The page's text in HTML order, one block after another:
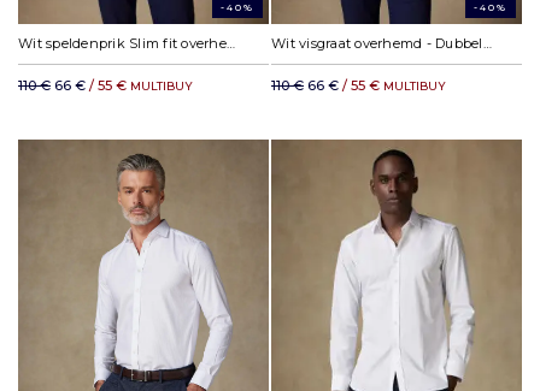
-40%
Wit speldenprik Slim fit overhemd - Dubbele manchetten
110 € 66 € / 55 € MULTIBUY
-40%
Wit visgraat overhemd - Dubbele manchetten
110 € 66 € / 55 € MULTIBUY